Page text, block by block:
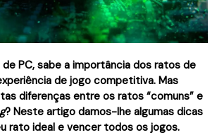
PC, sabe a importância dos ratos de
de jogo competitiva. Mas
diferenças entre os ratos “comuns” e
? Neste artigo damos-lhe algumas dicas
rato ideal e vencer todos os jogos.